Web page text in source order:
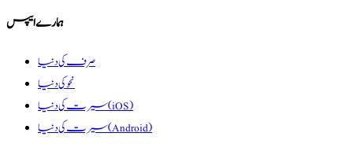
ہمارے ایپس
صرف کی دنیا
نحو کی دنیا
سیرت کی دنیا (iOS)
سیرت کی دنیا (Android)